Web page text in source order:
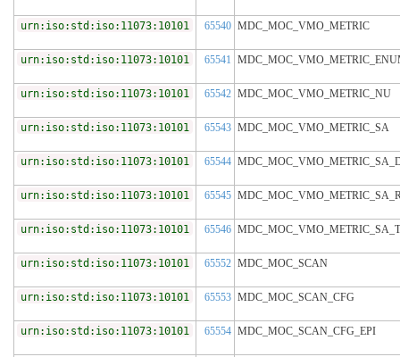
urn:iso:std:iso:11073:10101 65540 MDC_MOC_VMO_METRIC
urn:iso:std:iso:11073:10101 65541
urn:iso:std:iso:11073:10101 65542 MDC_MOC_VMO_METRIC_NU
urn:iso:std:iso:11073:10101 65543 MDC_MOC_VMO_METRIC_SA
urn:iso:std:iso:11073:10101 65544
urn:iso:std:iso:11073:10101 65545
urn:iso:std:iso:11073:10101 65546 MDC_MOC_VMO_METRIC_SA_T
urn:iso:std:iso:11073:10101 65552 MDC_MOC_SCAN
urn:iso:std:iso:11073:10101 65553 MDC_MOC_SCAN_CFG
urn:iso:std:iso:11073:10101 65554 MDC_MOC_SCAN_CFG_EPI